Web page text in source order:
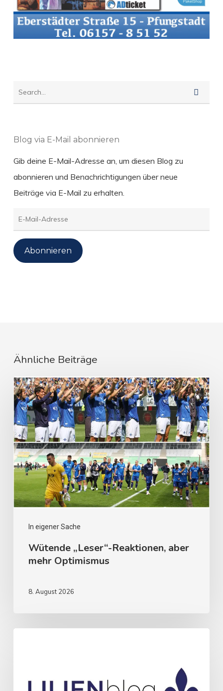
Blog via E-Mail abonnieren
Gib deine E-Mail-Adresse an, um diesen Blog zu
abonnieren und Benachrichtigungen über neue
Beiträge via E-Mail zu erhalten.
E-
Mail-
Adresse
Abonnieren
Ähnliche Beiträge
In eigener Sache
Wütende „Leser“-Reaktionen, aber
mehr Optimismus
8. August 2026